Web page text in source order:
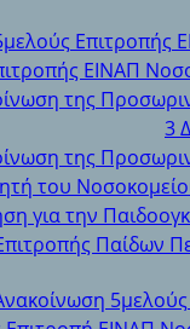
Επιτροπής
ΕΙΝΑΠ
της
3
της
του
για την
Παίδων